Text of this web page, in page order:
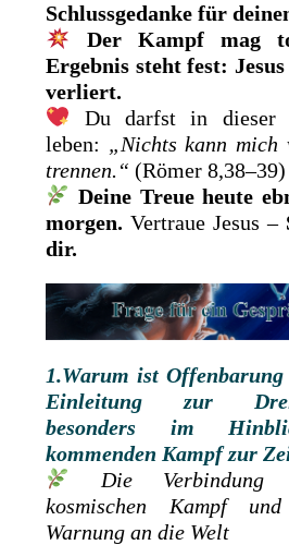
Schlussgedanke für
Der Kampf mag
Ergebnis steht fest:
verliert.
Du darfst in dieser
leben: „Nichts kann mich
trennen.“ (Römer 8,38–39)
Deine Treue heute
morgen. Vertraue Jesus –
dir.
1.Warum istOffenbarung
Einleitung zur
besonders im
kommenden Kampf zur
Die Verbindung
kosmischen Kampf
Warnung an die Welt